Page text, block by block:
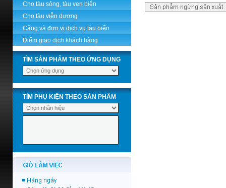
Cho tàu sông, tàu ven biển
Cho tàu viễn dương
Cảng và đơn vị dịch vụ tàu biển
Điểm giao dịch khách hàng
TÌM SẢN PHẨM THEO ỨNG DỤNG
TÌM PHỤ KIỆN THEO SẢN PHẨM